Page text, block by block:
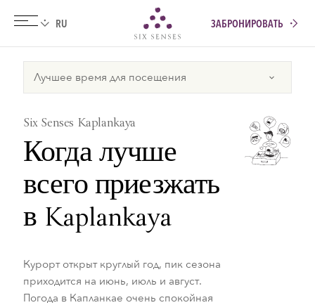
Six sensesЗАБРОНИРОВАТЬ
Six Senses Kaplankaya
Когда лучше
всего приезжать
в Kaplankaya
Курорт открыт круглый год, пик сезона
приходится на июнь, июль и август.
Погода в Капланкае очень спокойная